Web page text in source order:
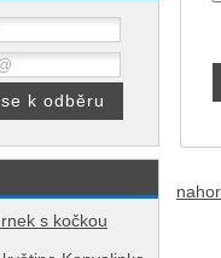
s kočkou